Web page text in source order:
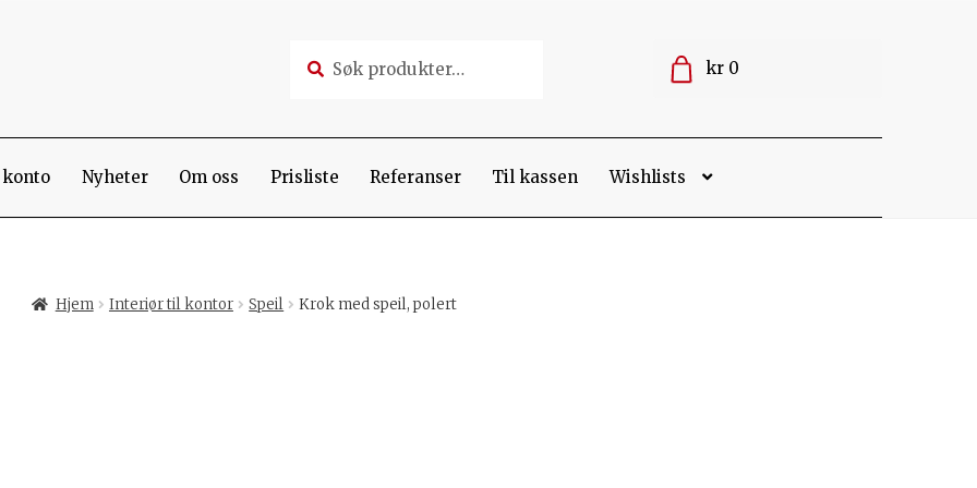
etter:
kr 0
Nyheter Om oss Prisliste Referanser Til kassen Wishlists
Hjem Interiør til kontor Speil Krok med speil, polert